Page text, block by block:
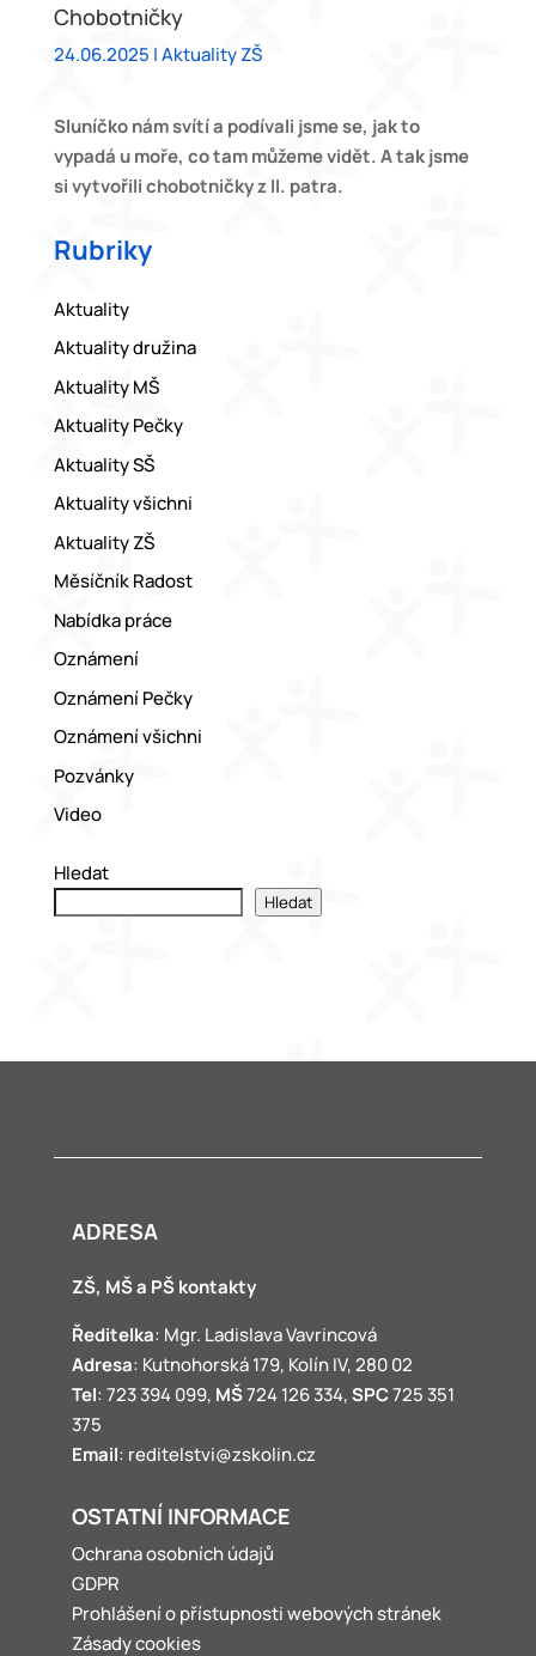
Chobotničky
24.06.2025 |Aktuality ZŠ
Sluníčko nám svítí a podívali jsme se, jak to
vypadá u moře, co tam můžeme vidět. A tak jsme
si vytvořili chobotničky z II. patra.
Rubriky
Aktuality
Aktuality družina
Aktuality MŠ
Aktuality Pečky
Aktuality SŠ
Aktuality všichni
Aktuality ZŠ
Měsíčník Radost
Nabídka práce
Oznámení
Oznámení Pečky
Oznámení všichni
Pozvánky
Video
Hledat
Hledat
ADRESA
ZŠ, MŠ a PŠ kontakty
Ředitelka: Mgr. Ladislava Vavrincová
Adresa: Kutnohorská 179, Kolín IV, 280 02
Tel: 723 394 099, MŠ724 126 334,SPC725 351
375
Email: reditelstvi@zskolin.cz
OSTATNÍ INFORMACE
Ochrana osobních údajů
GDPR
Prohlášení o přístupnosti webových stránek
Zásady cookies